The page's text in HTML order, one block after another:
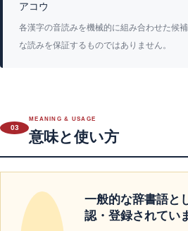
アコウ
各漢字の音読みを機械的に組み合わせた候
な読みを保証するものではありません。
03
MEANING & USAGE
意味と使い方
一般的な辞書語と
認・登録されてい